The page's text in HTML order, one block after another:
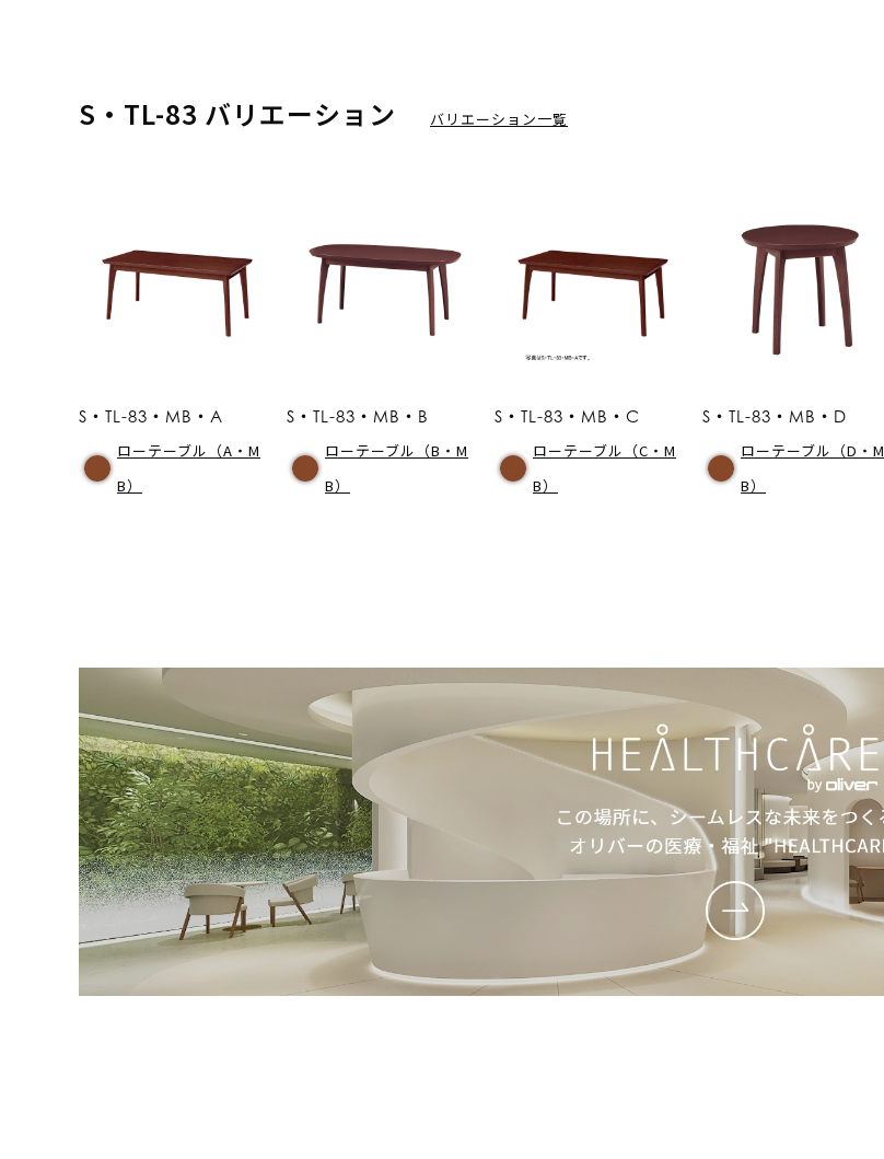
S・TL-83 バリエーション バリエーション一覧
S・TL-83・MB・A
ローテーブル（A・M
B）
S・TL-83・MB・B
ローテーブル（B・M
B）
S・TL-83・MB・C
ローテーブル（C・M
B）
S・TL-83・MB・D
ローテーブル（D・M
B）